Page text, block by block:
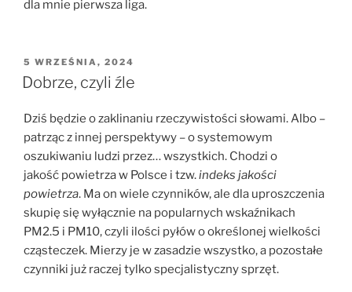
dla mnie pierwsza liga.
OPUBLIKOWANE
W
5 WRZEŚNIA, 2024
Dobrze, czyli źle
Dziś będzie o zaklinaniu rzeczywistości słowami. Albo –
patrząc z innej perspektywy – o systemowym
oszukiwaniu ludzi przez… wszystkich. Chodzi o
jakość powietrza w Polsce i tzw.indeks jakości
powietrza. Ma on wiele czynników, ale dla uproszczenia
skupię się wyłącznie na popularnych wskaźnikach
PM2.5 i PM10, czyli ilości pyłów o określonej wielkości
cząsteczek. Mierzy je w zasadzie wszystko, a pozostałe
czynniki już raczej tylko specjalistyczny sprzęt.